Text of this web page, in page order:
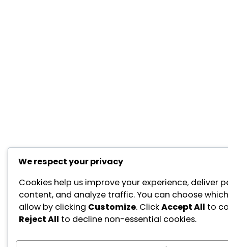
We respect your privacy
Cookies help us improve your experience, deliver
content, and analyze traffic. You can choose
allow by clicking Customize. ClickAccept All to
Reject All to decline non-essential cookies.